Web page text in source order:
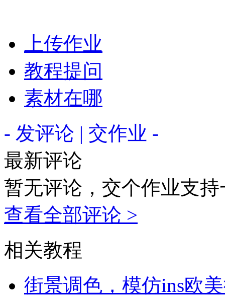
上传作业
教程提问
素材在哪
- 发评论 | 交作业 -
最新评论
暂无评论，交个作业支持
查看全部评论 >
相关教程
街景调色，模仿ins欧